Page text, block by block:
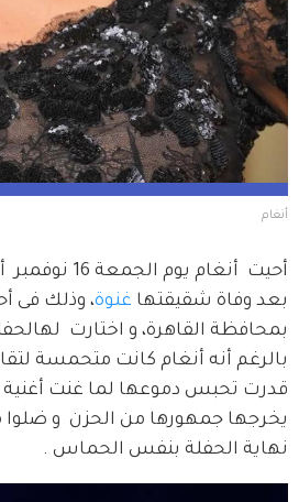
أنغام
أحيت  أنغام
بعد وفاة شقيقتها غنوة، وذلك فى
بمحافظة القاهرة، و اختارت
بالرغم أنه أنغام كانت متحمسة
قدرت تحبس دموعها لما غنت أغنية
يخرجها جمهورها من الحزن  و ضلوا
نهاية الحفلة بنفس الحماس .